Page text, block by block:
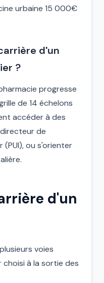
urbaine 15 000€
d'un
?
progresse
de 14 échelons
accéder à des
de
(PUI), ou s'orienter
d'un
voies
à la sortie des